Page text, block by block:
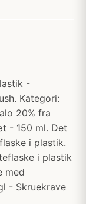
-
Kategori:
20% fra
- 150 ml. Det
i plastik.
i plastik
med
- Skruekrave